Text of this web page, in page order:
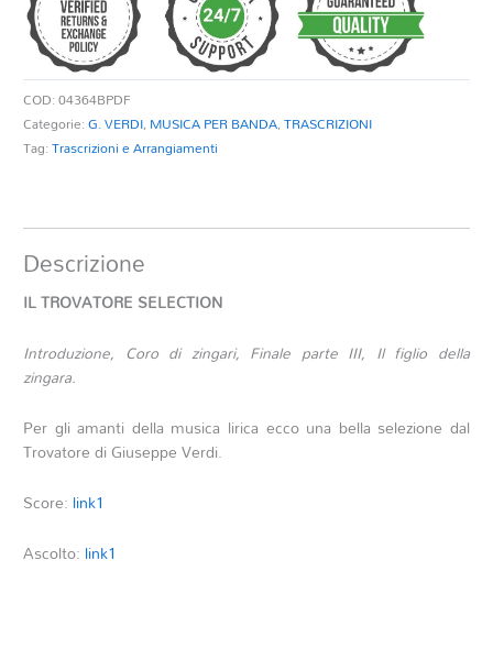
COD:04364BPDF
Categorie:G. VERDI, MUSICA PER BANDA,TRASCRIZIONI
Tag:Trascrizioni e Arrangiamenti
Descrizione
IL TROVATORE SELECTION
Introduzione, Coro di zingari, Finale parte III, Il figlio della
zingara.
Per gli amanti della musica lirica ecco una bella selezione dal
Trovatore di Giuseppe Verdi.
Score: link1
Ascolto: link1